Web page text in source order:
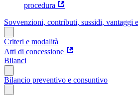
procedura
Sovvenzioni, contributi, sussidi, vantaggi
Criteri e modalità
Atti di concessione
Bilanci
Bilancio preventivo e consuntivo